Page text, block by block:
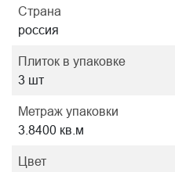
Страна
россия
Плиток в упаковке
3 шт
Метраж упаковки
3.8400 кв.м
Цвет